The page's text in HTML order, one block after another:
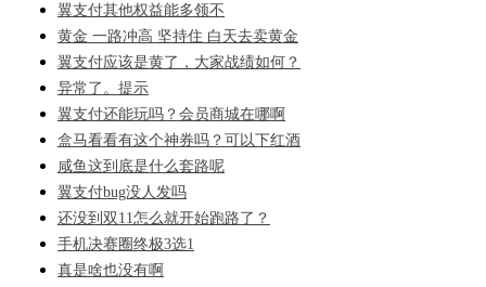
翼支付其他权益能多领不
黄金 一路冲高 坚持住 白天去卖黄金
翼支付应该是黄了，大家战绩如何？
异常了。提示
翼支付还能玩吗？会员商城在哪啊
盒马看看有这个神券吗？可以下红酒
咸鱼这到底是什么套路呢
翼支付bug没人发吗
还没到双11怎么就开始跑路了？
手机决赛圈终极3选1
真是啥也没有啊